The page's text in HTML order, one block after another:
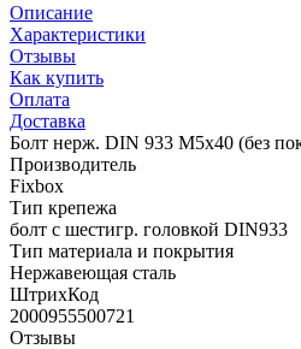
Описание
Характеристики
Отзывы
Как купить
Оплата
Доставка
Болт нерж. DIN 933 М5x40 (без
Производитель
Fixbox
Тип крепежа
болт с шестигр. головкой DIN933
Тип материала и покрытия
Нержавеющая сталь
ШтрихКод
2000955500721
Отзывы